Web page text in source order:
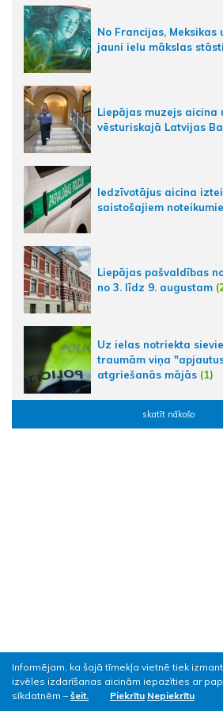
Informējam, ka šajā tīmekļa vietnē tiek
izvēles izdarīšanas aicinām iepazīties ar
sīkdatnēm – šeit. Piekrītu Nepiekrītu
No Francijas, Meksikas
jauni ielu mākslas
Liepājas muzejs aicina
vēsturiskajā Latvijas
Iedzīvotājus aicina
saistošajiem
Liepājas pašvaldības
no 3. līdz 9. augustam
Uz ielas notriekta
traumām viņa
atgriešanās mājās (1)
skatīt nākošo